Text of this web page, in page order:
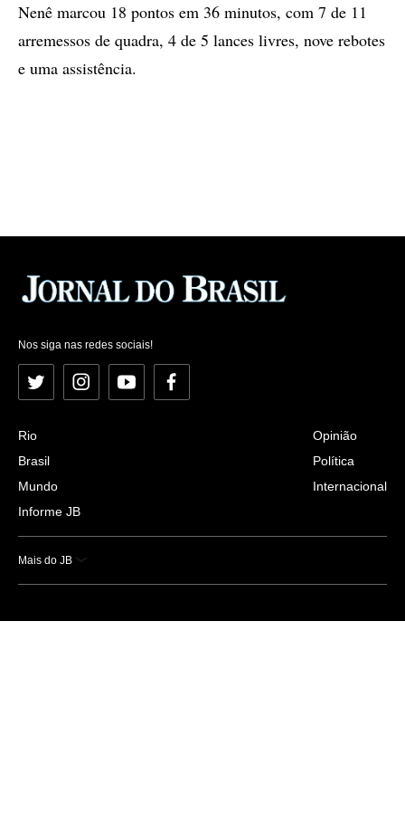
Nenê marcou 18 pontos em 36 minutos, com 7 de 11
arremessos de quadra, 4 de 5 lances livres, nove rebotes
e uma assistência.
Nos siga nas redes sociais!
Twitter InstagramYouTubeFacebook
Rio
Brasil
Mundo
Informe JB
Opinião
Política
Internacional
Mais do JB
Esportes